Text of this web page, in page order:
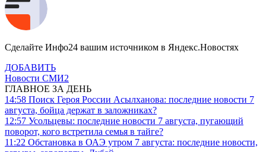
Сделайте Инфо24 вашим источником в Яндекс.Новостях
ДОБАВИТЬ
Новости СМИ2
ГЛАВНОЕ ЗА ДЕНЬ
14:58 Поиск Героя России Асылханова: последние новости 7
августа, бойца держат в заложниках?
12:57 Усольцевы: последние новости 7 августа, пугающий
поворот, кого встретила семья в тайге?
11:22 Обстановка в ОАЭ утром 7 августа: последние новости,